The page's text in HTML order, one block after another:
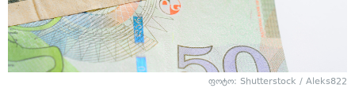
ფოტო: Shutterstock / Aleks822